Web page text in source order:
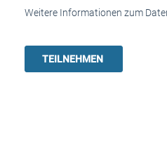
Weitere Informationen zum